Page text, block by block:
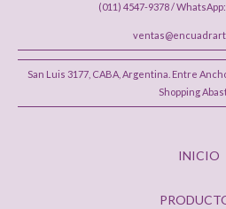
(011) 4547-9378 /
San Luis 3177, CABA, Argentina. Entre
Shopping
INICIO